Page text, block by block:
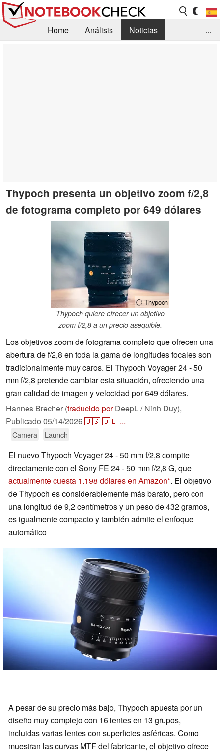
Home Análisis
Noticias
...
Thypoch presenta un objetivo zoom f/2,8
de fotograma completo por 649 dólares
ⓘ Thypoch
Thypoch quiere ofrecer un objetivo
zoom f/2,8 a un precio asequible.
Los objetivos zoom de fotograma completo que ofrecen una
abertura de f/2,8 en toda la gama de longitudes focales son
tradicionalmente muy caros. El Thypoch Voyager 24 - 50
mm f/2,8 pretende cambiar esta situación, ofreciendo una
gran calidad de imagen y velocidad por 649 dólares.
Hannes Brecher (traducido porDeepL / Ninh Duy),
Publicado 05/14/2026🇺🇸🇩🇪 ...
Camera Launch
El nuevo Thypoch Voyager 24 - 50 mm f/2,8 compite
directamente con el Sony FE 24 - 50 mm f/2,8 G, que
actualmente cuesta 1.198 dólares en Amazon . El objetivo
de Thypoch es considerablemente más barato, pero con
una longitud de 9,2 centímetros y un peso de 432 gramos,
es igualmente compacto y también admite el enfoque
automático
A pesar de su precio más bajo, Thypoch apuesta por un
diseño muy complejo con 16 lentes en 13 grupos,
incluidas varias lentes con superficies asféricas. Como
muestran las curvas MTF del fabricante, el objetivo ofrece